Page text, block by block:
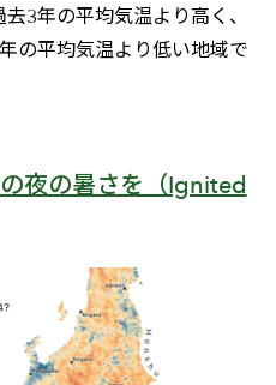
3年の平均気温より高く、
の平均気温より低い地域で
夜の暑さを（Ignited